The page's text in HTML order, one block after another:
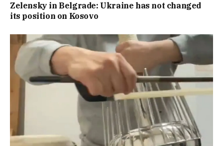
Zelensky in Belgrade: Ukraine has not changed
its position on Kosovo